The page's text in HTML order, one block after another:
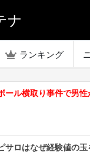
ナ
ランキング
ール横取り事件で男
サロはなぜ経験値の